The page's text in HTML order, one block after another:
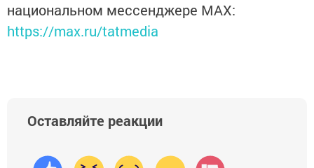
национальном мессенджере MАХ:
https://max.ru/tatmedia
Оставляйте реакции